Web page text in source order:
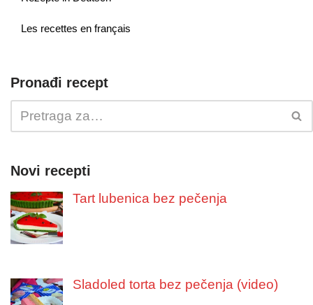
Les recettes en français
Pronađi recept
Novi recepti
Tart lubenica bez pečenja
Sladoled torta bez pečenja (video)